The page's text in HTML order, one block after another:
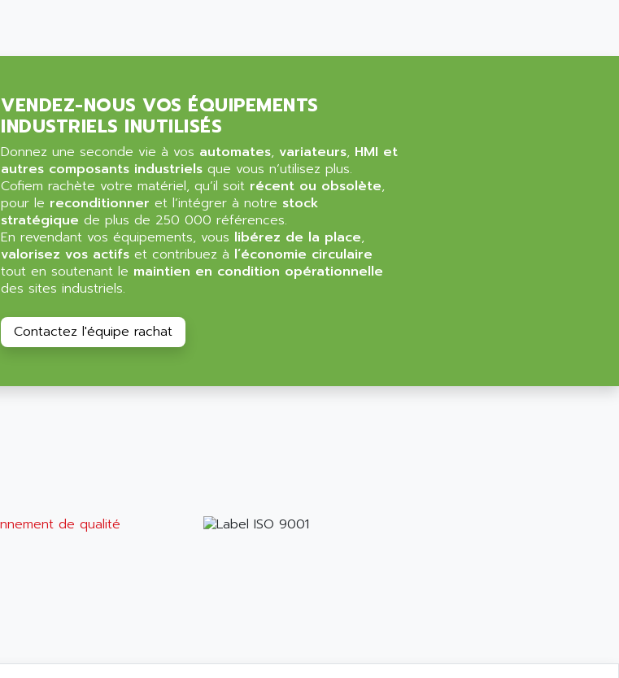
VENDEZ-NOUS VOS ÉQUIPEMENTS
INDUSTRIELS INUTILISÉS
Donnez une seconde vie à vos automates, variateurs, HMI et
autres composants industriels que vous n’utilisez plus.
Cofiem rachète votre matériel, qu’il soit récent ou obsolète,
pour le reconditionner et l’intégrer à notre stock
stratégique de plus de 250 000 références.
En revendant vos équipements, vous libérez de la place,
valorisez vos actifs et contribuez à l’économie circulaire
tout en soutenant le maintien en condition opérationnelle
des sites industriels.
Contactez l'équipe rachat